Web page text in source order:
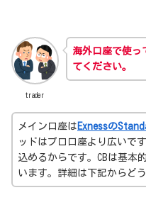
trader
海外口座で使っ
てください。
メイン口座は Exnessの
ッドはプロ口座より広いで
込めるからです。CBは基本
います。詳細は下記からどう